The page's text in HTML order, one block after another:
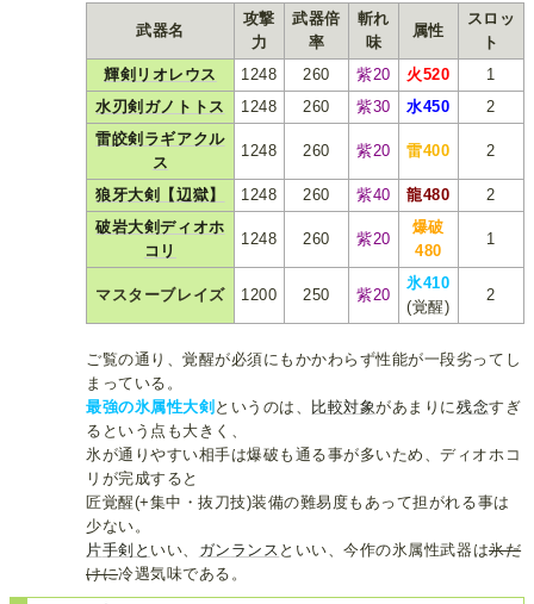
武器名
攻撃
力
武器倍
率
斬れ
味
属性
スロッ
ト
輝剣リオレウス
1248 260 紫20 火520
1
水刃剣ガノトトス
1248 260 紫30 水450
2
雷皎剣ラギアクル
ス
1248 260 紫20 雷400 2
狼牙大剣【辺獄】 1248 260 紫40 龍480
2
破岩大剣ディオホ
コリ
1248 260 紫20
爆破
480
1
マスターブレイズ 1200 250 紫20
氷410
(覚醒)
2
ご覧の通り、覚醒が必須にもかかわらず性能が一段劣ってし
まっている。
最強の氷属性大剣 というのは、 比較対象があまりに 残念すぎ
るという点も大きく、
氷が通りやすい相手は爆破も通る事が多いため、ディオホコ
リが完成すると
匠覚醒(+集中・抜刀技)装備の難易度もあって担がれる事は
少ない。
片手剣 と いい、 ガン ランス といい、今作の氷属性武器は氷だ
けに冷遇気味である。